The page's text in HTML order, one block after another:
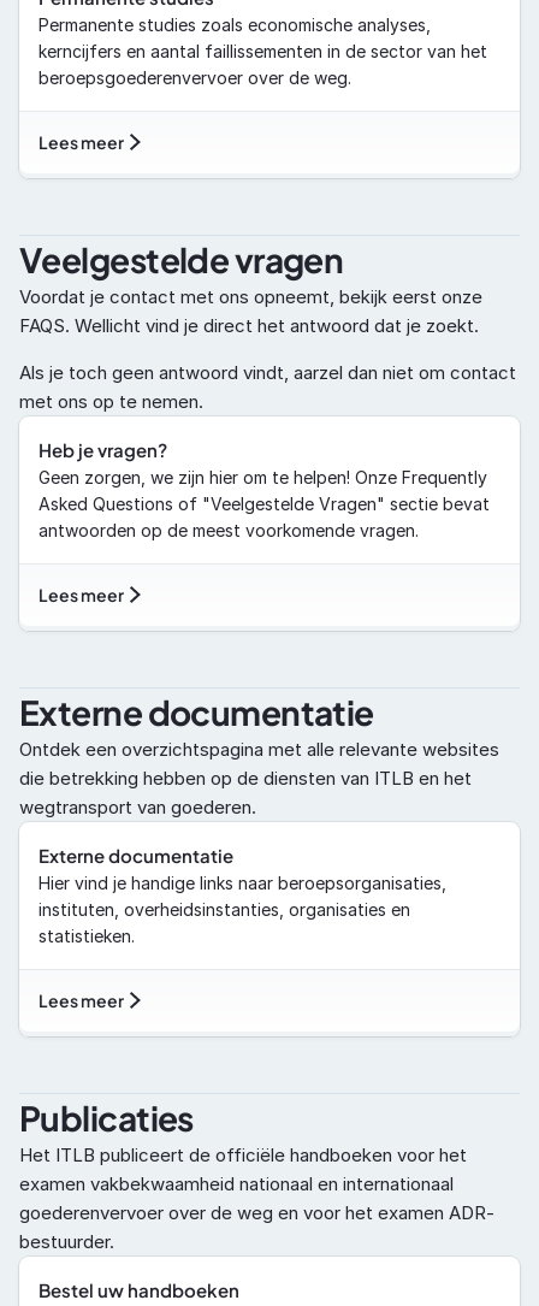
Permanente studies zoals economische analyses,
kerncijfers en aantal faillissementen in de sector van het
beroepsgoederenvervoer over de weg.
Lees meer
Veelgestelde vragen
Voordat je contact met ons opneemt, bekijk eerst onze
FAQS. Wellicht vind je direct het antwoord dat je zoekt.
Als je toch geen antwoord vindt, aarzel dan niet om contact
met ons op te nemen.
Heb je vragen?
Geen zorgen, we zijn hier om te helpen! Onze Frequently
Asked Questions of "Veelgestelde Vragen" sectie bevat
antwoorden op de meest voorkomende vragen.
Lees meer
Externe documentatie
Ontdek een overzichtspagina met alle relevante websites
die betrekking hebben op de diensten van ITLB en het
wegtransport van goederen.
Externe documentatie
Hier vind je handige links naar beroepsorganisaties,
instituten, overheidsinstanties, organisaties en
statistieken.
Lees meer
Publicaties
Het ITLB publiceert de officiële handboeken voor het
examen vakbekwaamheid nationaal en internationaal
goederenvervoer over de weg en voor het examen ADR-
bestuurder.
Bestel uw handboeken